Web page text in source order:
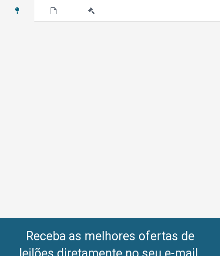
Receba as melhores ofertas de